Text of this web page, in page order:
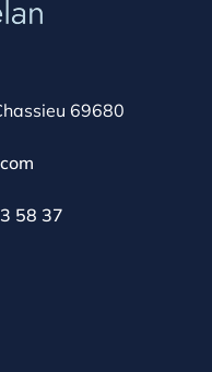
69680
58 37